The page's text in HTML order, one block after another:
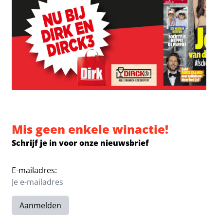
Mis geen enkele winactie!
Schrijf je in voor onze nieuwsbrief
E-mailadres:
Aanmelden